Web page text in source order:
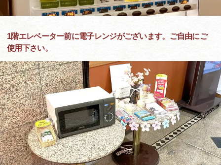
1階エレベーター前に電子レンジがございます。ご自由にご
使用下さい。